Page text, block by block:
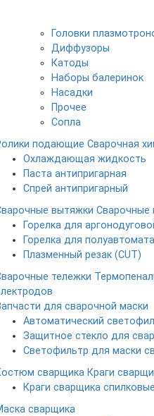
Головки
Диффузоры
Катоды
Наборы балеринок
Насадки
Прочее
Сопла
подающие Сварочная
Охлаждающая жидкость
Паста антипригарная
Спрей антипригарный
вытяжки Сварочные
Горелка для
Горелка для
Плазменный резак (CUT)
тележки
для сварочной маски
Автоматический
Защитное стекло для
Светофильтр для маски
сварщика Краги
Краги сварщика спилковые
сварщика